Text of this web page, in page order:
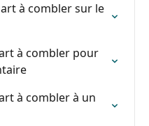
à combler sur le
à combler pour
à combler à un